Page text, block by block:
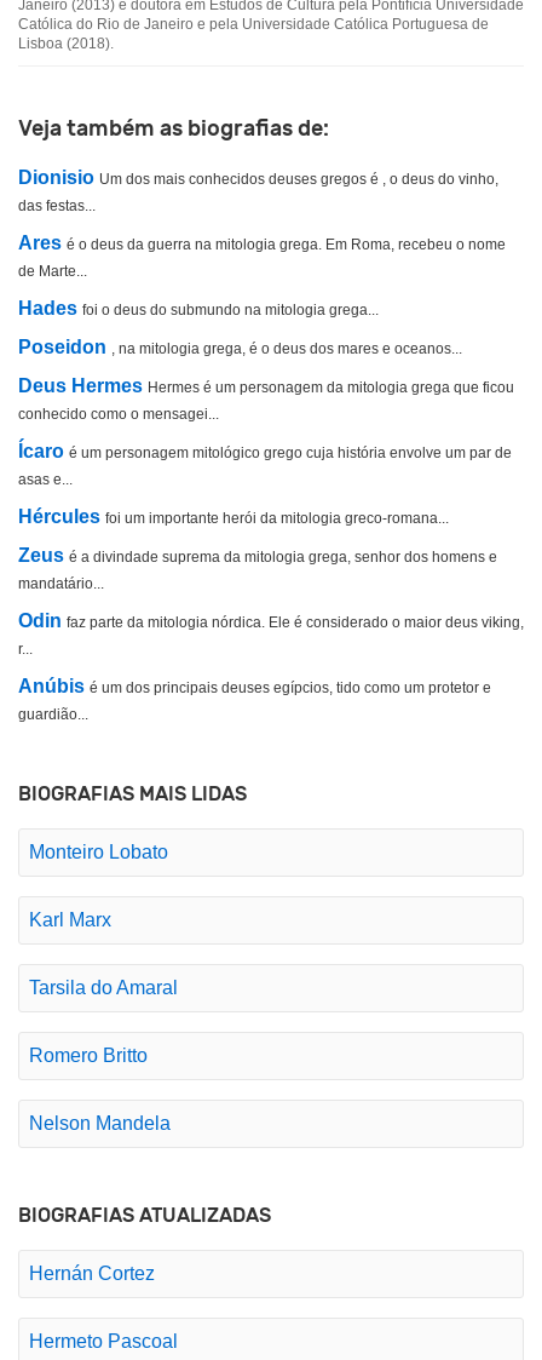
Outro
Janeiro (2013) e doutora em Estudos de Cultura pela Pontifícia Universidade
Católica do Rio de Janeiro e pela Universidade Católica Portuguesa de
Lisboa (2018).
Veja também as biografias de:
Dionisio Um dos mais conhecidos deuses gregos é , o deus do vinho,
das festas...
Ares é o deus da guerra na mitologia grega. Em Roma, recebeu o nome
de Marte...
Hades foi o deus do submundo na mitologia grega...
Poseidon , na mitologia grega, é o deus dos mares e oceanos...
Deus Hermes Hermes é um personagem da mitologia grega que ficou
conhecido como o mensagei...
Ícaro é um personagem mitológico grego cuja história envolve um par de
asas e...
Hércules foi um importante herói da mitologia greco-romana...
Zeus é a divindade suprema da mitologia grega, senhor dos homens e
mandatário...
Odin faz parte da mitologia nórdica. Ele é considerado o maior deus viking,
r...
Anúbis é um dos principais deuses egípcios, tido como um protetor e
guardião...
BIOGRAFIAS MAIS LIDAS
Monteiro Lobato
Karl Marx
Tarsila do Amaral
Romero Britto
Nelson Mandela
BIOGRAFIAS ATUALIZADAS
Hernán Cortez
Hermeto Pascoal